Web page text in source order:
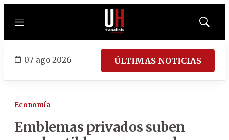
Menú
Mostrar
07 ago 2026 ÚLTIMAS NOTICIAS
Economía
Emblemas privados suben